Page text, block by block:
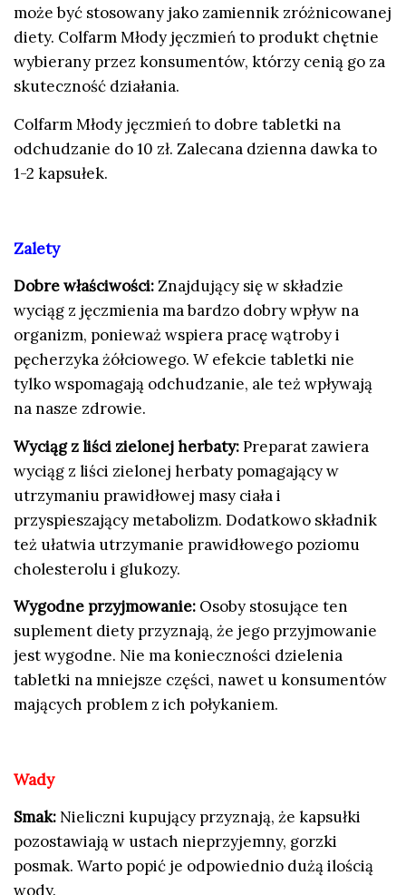
może być stosowany jako zamiennik zróżnicowanej
diety. Colfarm Młody jęczmień to produkt chętnie
wybierany przez konsumentów, którzy cenią go za
skuteczność działania.
Colfarm Młody jęczmień to dobre tabletki na
odchudzanie do 10 zł. Zalecana dzienna dawka to
1-2 kapsułek.
Zalety
Dobre właściwości:Znajdujący się w składzie
wyciąg z jęczmienia ma bardzo dobry wpływ na
organizm, ponieważ wspiera pracę wątroby i
pęcherzyka żółciowego. W efekcie tabletki nie
tylko wspomagają odchudzanie, ale też wpływają
na nasze zdrowie.
Wyciąg z liści zielonej herbaty:Preparat zawiera
wyciąg z liści zielonej herbaty pomagający w
utrzymaniu prawidłowej masy ciała i
przyspieszający metabolizm. Dodatkowo składnik
też ułatwia utrzymanie prawidłowego poziomu
cholesterolu i glukozy.
Wygodne przyjmowanie: Osoby stosujące ten
suplement diety przyznają, że jego przyjmowanie
jest wygodne. Nie ma konieczności dzielenia
tabletki na mniejsze części, nawet u konsumentów
mających problem z ich połykaniem.
Wady
Smak: Nieliczni kupujący przyznają, że kapsułki
pozostawiają w ustach nieprzyjemny, gorzki
posmak. Warto popić je odpowiednio dużą ilością
wody.